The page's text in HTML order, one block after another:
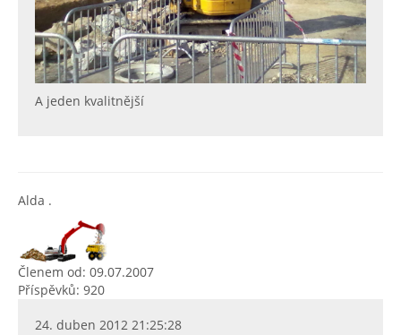
A jeden kvalitnější
Alda .
Členem od: 09.07.2007
Příspěvků: 920
24. duben 2012 21:25:28